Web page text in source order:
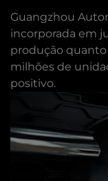
Guangzhou
incorporada em
produção quanto
milhões de
positivo.